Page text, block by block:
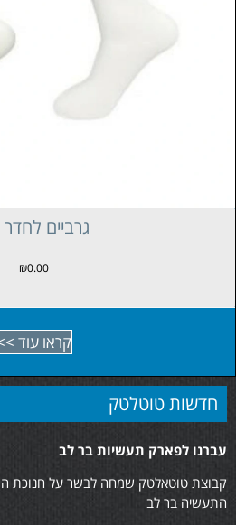
גרביים לחדר
₪0.00
קראו עוד
חדשות טוטלטק
עברנו לפארק תעשיות בר לב
קבוצת טוטאלטק שמחה לבשר על חנוכת
התעשיה בר לב